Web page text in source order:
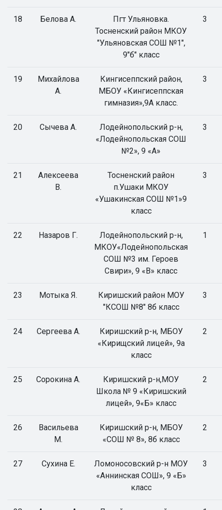
18 Белова А.
Пгт Ульяновка.
Тосненский район МКОУ
"Ульяновская СОШ №1",
9"б" класс
3
19
Михайлова
А.
Кингисеппский район,
МБОУ «Кингисеппская
гимназия»,9А класс.
3
20 Сычева А.
Лодейнопольский р-н,
«Лодейнопольская СОШ
№2», 9 «А»
3
21
Алексеева
В.
Тосненский район
п.Ушаки МКОУ
«Ушакинская СОШ №1»9
класс
3
22 Назаров Г.
Лодейнопольский р-н,
МКОУ«Лодейнопольская
СОШ №3 им. Героев
Свири», 9 «В» класс
1
23 Мотыка Я.
Киришский район МОУ
"КСОШ №8" 8б класс
3
24 Сергеева А.
Киришский р-н, МБОУ
«Кирищский лицей», 9а
класс
2
25 Сорокина А.
Киришский р-н,МОУ
Школа № 9 «Киришский
лицей», 9«Б» класс
2
26
Васильева
М.
Киришский р-н, МБОУ
«СОШ № 8», 8б класс
2
27 Сухина Е.
Ломоносовский р-н МОУ
«Аннинская СОШ», 9 «Б»
класс
3